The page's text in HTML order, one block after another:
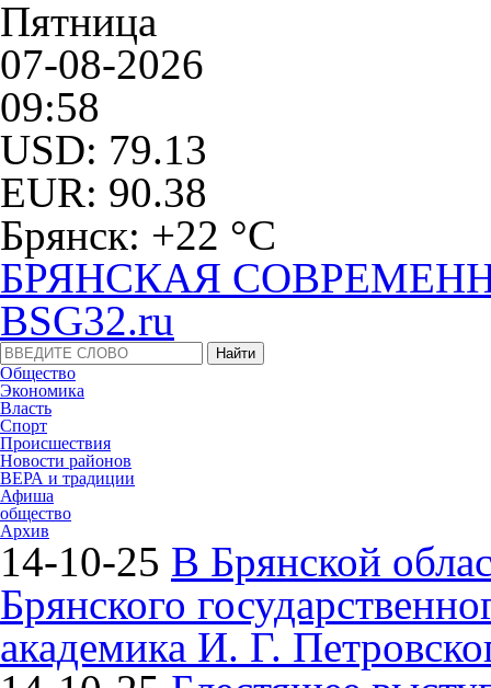
Пятница
07-08-2026
09:58
USD: 79.13
EUR: 90.38
Брянск: +22 °С
БРЯНСКАЯ
BSG32.ru
Общество
Экономика
Власть
Спорт
Происшествия
Новости районов
ВЕРА и традиции
Афиша
общество
Архив
14-10-25 В Брянской
Брянского
академика И. Г.